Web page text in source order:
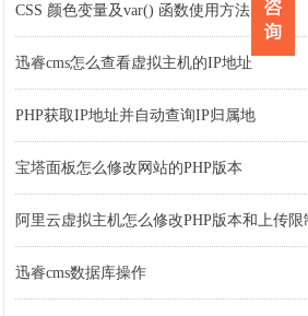
CSS 颜色变量及var() 函数使用方法
迅睿cms怎么查看虚拟主机的IP地址
PHP获取IP地址并自动查询IP归属地
宝塔面板怎么修改网站的PHP版本
阿里云虚拟主机怎么修改PHP版本和上传限
迅睿cms数据库操作